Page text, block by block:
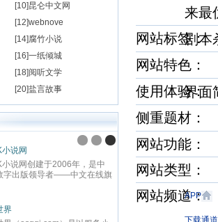
[10]昆仑中文网
[12]webnove
[14]腐竹小说
[16]一纸倾城
[18]阅听文学
[20]盐言故事
，最好看的小说阅读网
言情、古代言情、穿
想言情、悬疑灵异、青
说等在线阅读。每日最
简洁,访问速度快
纵横中文网
纵横中文网
百度文学旗
网站，坚持
致力于本土
最具主流
来
网站标签
剧
网站特色
使用体验
界
侧重题材
网站功能：
网站类型：
网站频道
APP
下载通